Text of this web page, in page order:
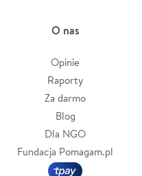
O nas
Opinie
Raporty
Za darmo
Blog
Dla NGO
Fundacja Pomagam.pl